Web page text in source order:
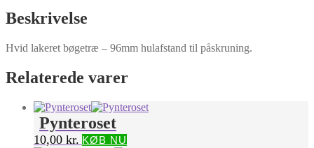
Beskrivelse
Hvid lakeret bøgetræ – 96mm hulafstand til påskruning.
Relaterede varer
Pynteroset
10,00 kr. KØB NU